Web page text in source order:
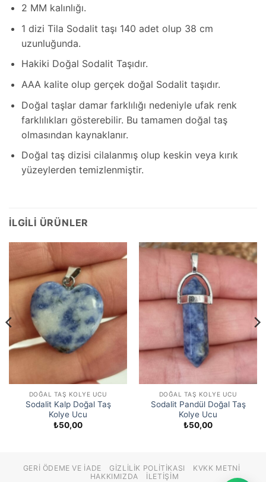
2 MM kalınlığı.
1 dizi Tila Sodalit taşı 140 adet olup 38 cm
uzunluğunda.
Hakiki Doğal Sodalit Taşıdır.
AAA kalite olup gerçek doğal Sodalit taşıdır.
Doğal taşlar damar farklılığı nedeniyle ufak renk
farklılıkları gösterebilir. Bu tamamen doğal taş
olmasından kaynaklanır.
Doğal taş dizisi cilalanmış olup keskin veya kırık
yüzeylerden temizlenmiştir.
İLGILI ÜRÜNLER
DOĞAL TAŞ KOLYE UCU
Sodalit Kalp Doğal Taş
Kolye Ucu
₺50,00
DOĞAL TAŞ KOLYE UCU
Sodalit Pandül Doğal Taş
Kolye Ucu
₺50,00
GERI ÖDEME VE İADE GIZLILIK POLITIKASI
KVKK METNI
HAKKIMIZDA
İLETIŞIM